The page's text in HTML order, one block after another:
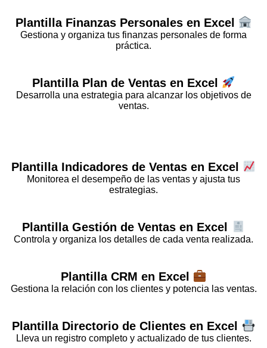
Plantilla Finanzas Personales en Excel
Gestiona y organiza tus finanzas personales de forma
práctica.
Plantilla Plan de Ventas en Excel
Desarrolla una estrategia para alcanzar los objetivos de
ventas.
Plantilla Indicadores de Ventas en Excel
Monitorea el desempeño de las ventas y ajusta tus
estrategias.
PlantillaGestión de Ventasen Excel
Controla y organiza los detalles de cada venta realizada.
Plantilla CRM en Excel
Gestiona la relación con los clientes y potencia las ventas.
Plantilla Directorio de Clientes en Excel
Lleva un registro completo y actualizado de tus clientes.